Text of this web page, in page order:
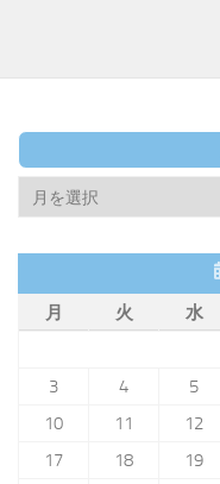
Archive
月
火 水
3
4 5
10
11 12
17
18 19